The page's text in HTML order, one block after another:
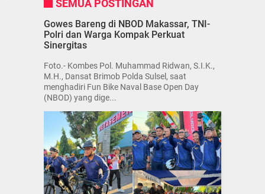
SEMUA POSTINGAN
Gowes Bareng di NBOD Makassar, TNI-
Polri dan Warga Kompak Perkuat
Sinergitas
Foto.- Kombes Pol. Muhammad Ridwan, S.I.K.,
M.H., Dansat Brimob Polda Sulsel, saat
menghadiri Fun Bike Naval Base Open Day
(NBOD) yang dige...